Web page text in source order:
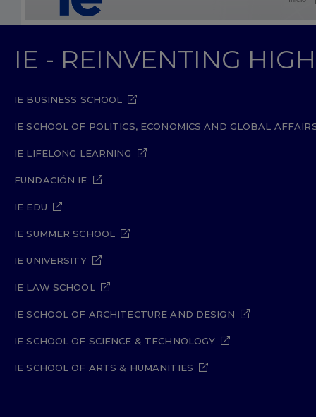
IE - REINVENTING
IE BUSINESS SCHOOL
IE SCHOOL OF POLITICS, ECONOMICS AND GLOBAL
IE LIFELONG LEARNING
FUNDACIÓN IE
IE EDU
IE SUMMER SCHOOL
IE UNIVERSITY
IE LAW SCHOOL
IE SCHOOL OF ARCHITECTURE AND DESIGN
IE SCHOOL OF SCIENCE & TECHNOLOGY
IE SCHOOL OF ARTS & HUMANITIES